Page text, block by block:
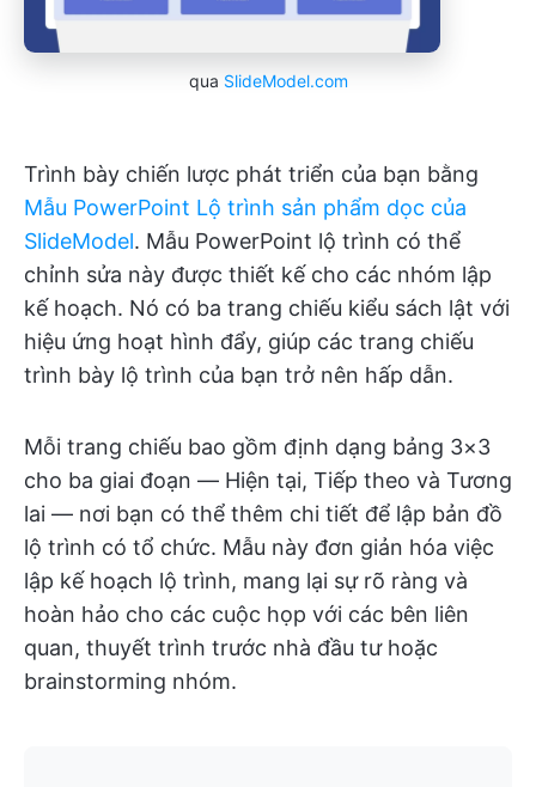
qua SlideModel.com
Trình bày chiến lược phát triển của bạn bằng
Mẫu PowerPoint Lộ trình sản phẩm dọc của
SlideModel. Mẫu PowerPoint lộ trình có thể
chỉnh sửa này được thiết kế cho các nhóm lập
kế hoạch. Nó có ba trang chiếu kiểu sách lật với
hiệu ứng hoạt hình đẩy, giúp các trang chiếu
trình bày lộ trình của bạn trở nên hấp dẫn.
Mỗi trang chiếu bao gồm định dạng bảng 3×3
cho ba giai đoạn — Hiện tại, Tiếp theo và Tương
lai — nơi bạn có thể thêm chi tiết để lập bản đồ
lộ trình có tổ chức. Mẫu này đơn giản hóa việc
lập kế hoạch lộ trình, mang lại sự rõ ràng và
hoàn hảo cho các cuộc họp với các bên liên
quan, thuyết trình trước nhà đầu tư hoặc
brainstorming nhóm.